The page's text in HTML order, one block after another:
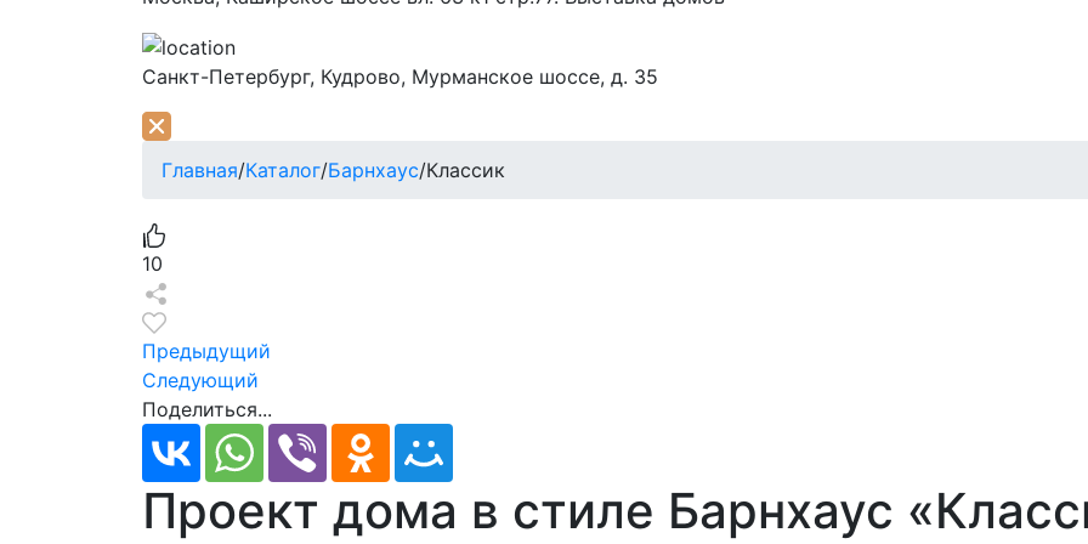
Санкт-Петербург, Кудрово, Мурманское шоссе, д. 35
Главная/Каталог/Барнхаус/Классик
10
Предыдущий
Следующий
Поделиться...
Проект дома в стиле Барнхаус